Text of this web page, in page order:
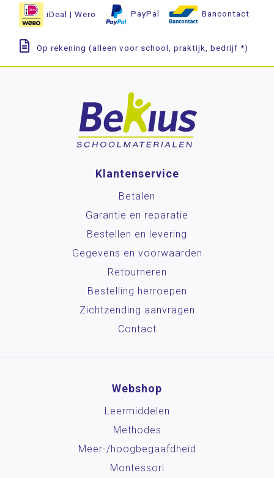
iDeal | Wero PayPal Bancontact
Op rekening (alleen voor school, praktijk, bedrijf *)
Klantenservice
Betalen
Garantie en reparatie
Bestellen en levering
Gegevens en voorwaarden
Retourneren
Bestelling herroepen
Zichtzending aanvragen
Contact
Webshop
Leermiddelen
Methodes
Meer-/hoog­begaafdheid
Montessori